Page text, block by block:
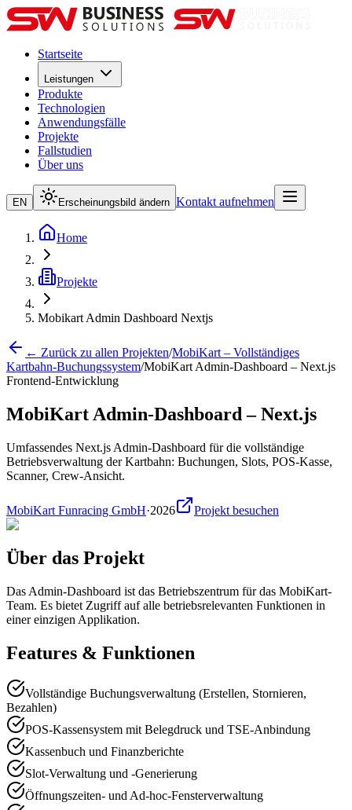
Startseite
Leistungen
Produkte
Technologien
Anwendungsfälle
Projekte
Fallstudien
Über uns
EN Erscheinungsbild ändern Kontakt aufnehmen
Home
Projekte
Mobikart Admin Dashboard Nextjs
← Zurück zu allen Projekten/MobiKart – Vollständiges
Kartbahn-Buchungssystem/MobiKart Admin-Dashboard – Next.js
Frontend-Entwicklung
MobiKart Admin-Dashboard – Next.js
Umfassendes Next.js Admin-Dashboard für die vollständige
Betriebsverwaltung der Kartbahn: Buchungen, Slots, POS-Kasse,
Scanner, Crew-Ansicht.
MobiKart Funracing GmbH·2026 Projekt besuchen
Über das Projekt
Das Admin-Dashboard ist das Betriebszentrum für das MobiKart-
Team. Es bietet Zugriff auf alle betriebsrelevanten Funktionen in
einer einzigen Applikation.
Features & Funktionen
Vollständige Buchungsverwaltung (Erstellen, Stornieren,
Bezahlen)
POS-Kassensystem mit Belegdruck und TSE-Anbindung
Kassenbuch und Finanzberichte
Slot-Verwaltung und -Generierung
Öffnungszeiten- und Ad-hoc-Fensterverwaltung